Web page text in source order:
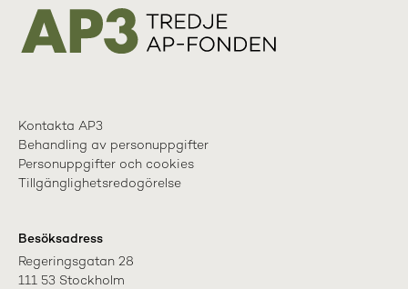
Kontakta AP3
Behandling av personuppgifter
Personuppgifter och cookies
Tillgänglighetsredogörelse
Besöksadress
Regeringsgatan 28
111 53 Stockholm